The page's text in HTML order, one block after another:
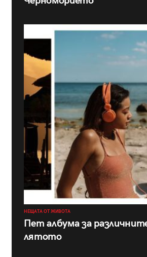
НЕЩАТА ОТ ЖИВОТА
Пет албума за
лятото